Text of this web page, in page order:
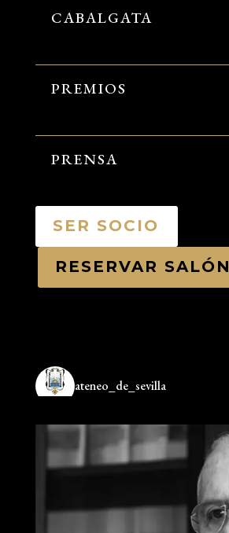
CABALGATA
PREMIOS
PRENSA
SER SOCIO
RESERVAR SALÓN
ateneo_de_sevilla